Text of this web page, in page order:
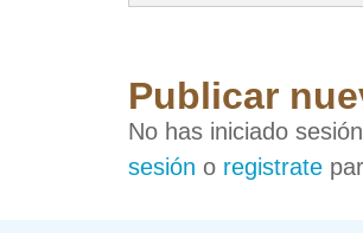
Publicar
No has iniciado
sesión o registrate